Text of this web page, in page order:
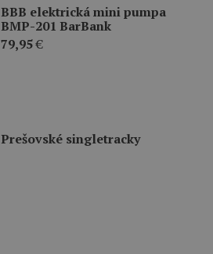
BBB elektrická mini pumpa
BMP-201 BarBank
79,95€
Prešovské singletracky